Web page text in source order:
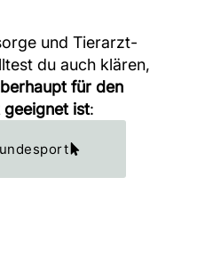
und Tierarzt-
du auch klären,
für den
geeignet ist: